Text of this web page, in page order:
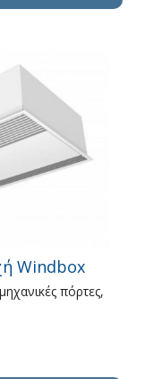
Windbox
πόρτες,